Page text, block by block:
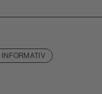
INFORMATIV